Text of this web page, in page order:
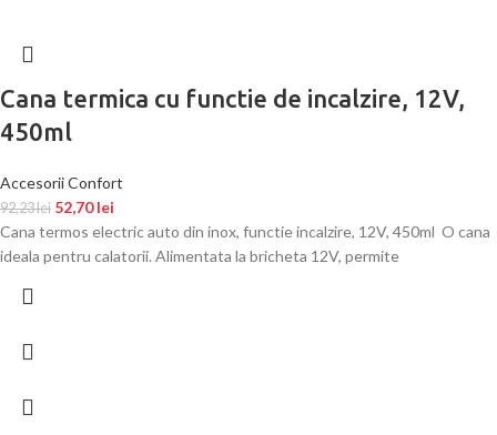
Cana termica cu functie de incalzire, 12V,
450ml
Accesorii Confort
92,23lei 52,70lei
Cana termos electric auto din inox, functie incalzire, 12V, 450ml O cana
ideala pentru calatorii. Alimentata la bricheta 12V, permite